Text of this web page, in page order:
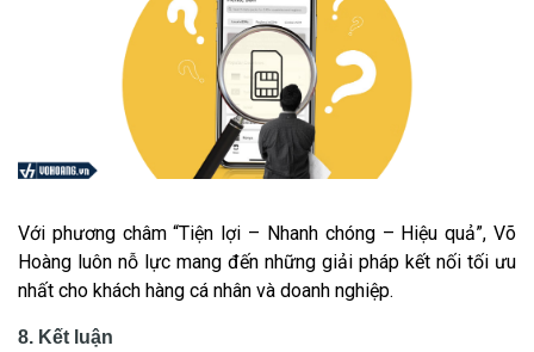
Với phương châm “Tiện lợi – Nhanh chóng – Hiệu quả”, Võ
Hoàng luôn nỗ lực mang đến những giải pháp kết nối tối ưu
nhất cho khách hàng cá nhân và doanh nghiệp.
8. Kết luận